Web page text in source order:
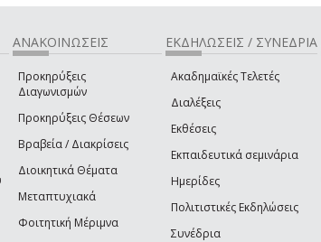
ΑΝΑΚΟΙΝΩΣΕΙΣ
Προκηρύξεις
Διαγωνισμών
Προκηρύξεις Θέσεων
Βραβεία / Διακρίσεις
Διοικητικά Θέματα
Μεταπτυχιακά
Φοιτητική Μέριμνα
ΕΚΔΗΛΩΣΕΙΣ / ΣΥΝΕΔΡΙΑ
Ακαδημαϊκές Τελετές
Διαλέξεις
Εκθέσεις
Εκπαιδευτικά σεμινάρια
Ημερίδες
Πολιτιστικές Εκδηλώσεις
Συνέδρια